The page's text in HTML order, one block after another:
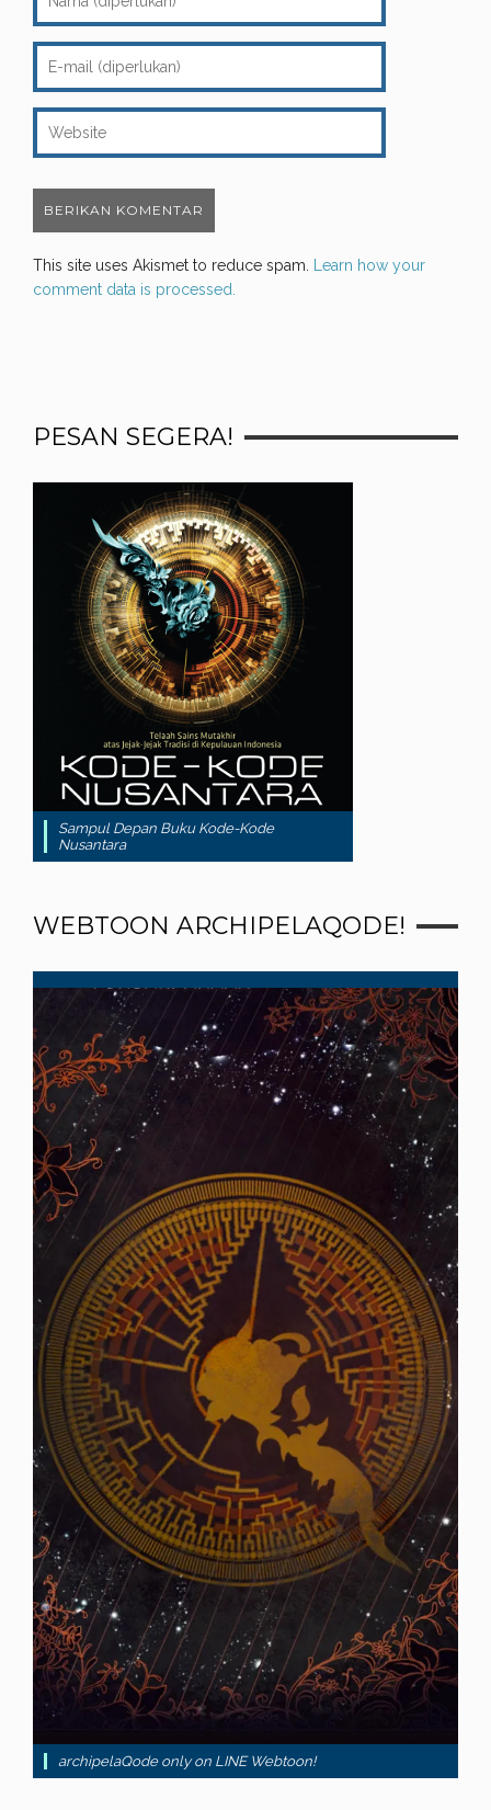
This site uses Akismet to reduce spam. Learn how your
comment data is processed.
PESAN SEGERA!
Sampul Depan Buku Kode-Kode
Nusantara
WEBTOON ARCHIPELAQODE!
archipelaQode only on LINE Webtoon!